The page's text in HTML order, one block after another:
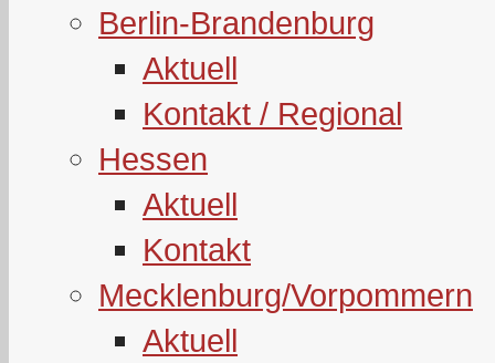
Berlin-Brandenburg
Aktuell
Kontakt / Regional
Hessen
Aktuell
Kontakt
Mecklenburg/Vorpommern
Aktuell